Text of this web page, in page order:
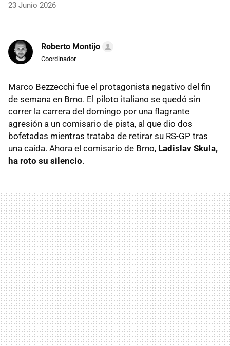
23 Junio 2026
Roberto Montijo
Coordinador
Marco Bezzecchi fue el protagonista negativo del fin
de semana en Brno. El piloto italiano se quedó sin
correr la carrera del domingo por una flagrante
agresión a un comisario de pista, al que dio dos
bofetadas mientras trataba de retirar su RS-GP tras
una caída. Ahora el comisario de Brno, Ladislav Skula,
ha roto su silencio.